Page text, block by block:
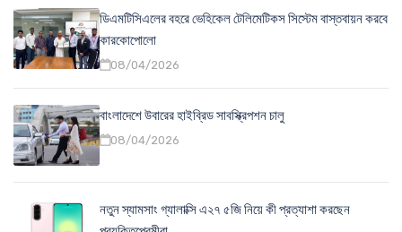
ডিএমটিসিএলের বহরে ভেহিকেল টেলিমেটিকস সিস্টেম বাস্তবায়ন করবে
কারকোপোলো
08/04/2026
বাংলাদেশে উবারের হাইব্রিড সাবস্ক্রিপশন চালু
08/04/2026
নতুন স্যামসাং গ্যালাক্সি এ২৭ ৫জি নিয়ে কী প্রত্যাশা করছেন